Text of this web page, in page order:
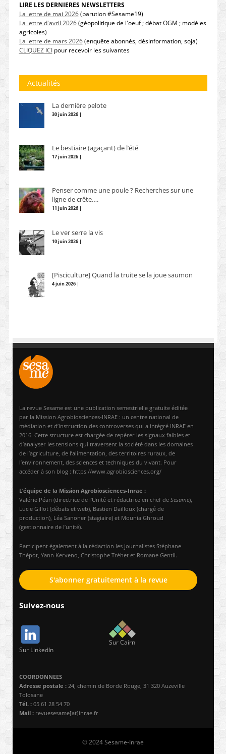
LIRE LES DERNIERES NEWSLETTERS
La lettre de mai 2026(parution #Sesame19)
La lettre d'avril 2026(géopolitique de l'oeuf ; débat OGM ; modèles
agricoles)
La lettre de mars 2026(enquête abonnés, désinformation, soja)
CLIQUEZ ICIpour recevoir les suivantes
Actualités
La dernière pelote
30 juin 2026 |
Le bestiaire (agaçant) de l’été
17 juin 2026 |
Penser comme une poule ? Recherches sur une
ligne de crête….
11 juin 2026 |
Le ver serre la vis
10 juin 2026 |
[Pisciculture] Quand la truite se la joue saumon
4 juin 2026 |
La revue Sesame est une publication semestrielle gratuite éditée
par la Mission Agrobiosciences-INRAE : un centre national de
médiation et d’instruction des controverses qui a intégré INRAE en
2016. Cette structure est chargée de repérer les signaux faibles et
d’analyser les tensions qui traversent la société dans les domaines
de l’agriculture, de l’alimentation, des territoires ruraux, de
l’environnement, des sciences et techniques du vivant. Pour
accéder à son blog : https://www.agrobiosciences.org/
L’équipe de la Mission Agrobiosciences-Inrae :
Valérie Péan (directrice de l’Unité et rédactrice en chef de Sesame),
Lucie Gillot (débats et web), Bastien Dailloux (chargé de
production), Léa Sanoner (stagiaire) et Mounia Ghroud
(gestionnaire de l’unité).
Participent également à la rédaction les journalistes Stéphane
Thépot, Yann Kerveno, Christophe Tréhet et Romane Gentil.
S'abonner gratuitement à la revue
Suivez-nous
Sur LinkedIn
Sur Cairn
COORDONNEES
Adresse postale : 24, chemin de Borde Rouge, 31 320 Auzeville
Tolosane
Tél. : 05 61 28 54 70
Mail : revuesesame[at]inrae.fr
© 2024 Sesame-Inrae